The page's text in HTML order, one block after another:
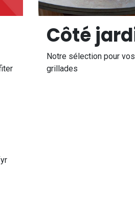
Côté
Notre sélection pour vos
grillades